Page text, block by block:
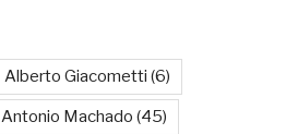
Alberto Giacometti (6)
Antonio Machado (45)